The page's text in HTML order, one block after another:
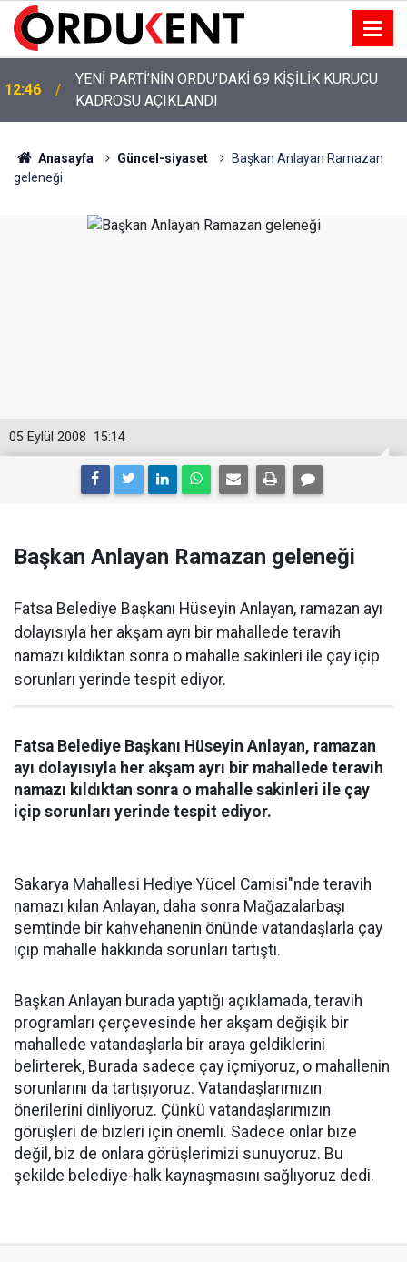
12:46
YENİ PARTİ’NİN ORDU’DAKİ 69 KİŞİLİK KURUCU
12:22
YENİ PARTİ ALTINORDU’DA KURUCU YÖNETİMİNİ
AÇIKLADI
Anasayfa Güncel-siyaset
Başkan Anlayan Ramazan
geleneği
15:14
05 Eylül 2008
Başkan Anlayan Ramazan geleneği
Fatsa Belediye Başkanı Hüseyin Anlayan, ramazan ayı
dolayısıyla her akşam ayrı bir mahallede teravih
namazı kıldıktan sonra o mahalle sakinleri ile çay içip
sorunları yerinde tespit ediyor.
Fatsa Belediye Başkanı Hüseyin Anlayan, ramazan
ayı dolayısıyla her akşam ayrı bir mahallede teravih
namazı kıldıktan sonra o mahalle sakinleri ile çay
içip sorunları yerinde tespit ediyor.
Sakarya Mahallesi Hediye Yücel Camisi"nde teravih
namazı kılan Anlayan, daha sonra Mağazalarbaşı
semtinde bir kahvehanenin önünde vatandaşlarla çay
içip mahalle hakkında sorunları tartıştı.
Başkan Anlayan burada yaptığı açıklamada, teravih
programları çerçevesinde her akşam değişik bir
mahallede vatandaşlarla bir araya geldiklerini
belirterek, Burada sadece çay içmiyoruz, o mahallenin
sorunlarını da tartışıyoruz. Vatandaşlarımızın
önerilerini dinliyoruz. Çünkü vatandaşlarımızın
görüşleri de bizleri için önemli. Sadece onlar bize
değil, biz de onlara görüşlerimizi sunuyoruz. Bu
şekilde belediye-halk kaynaşmasını sağlıyoruz dedi.